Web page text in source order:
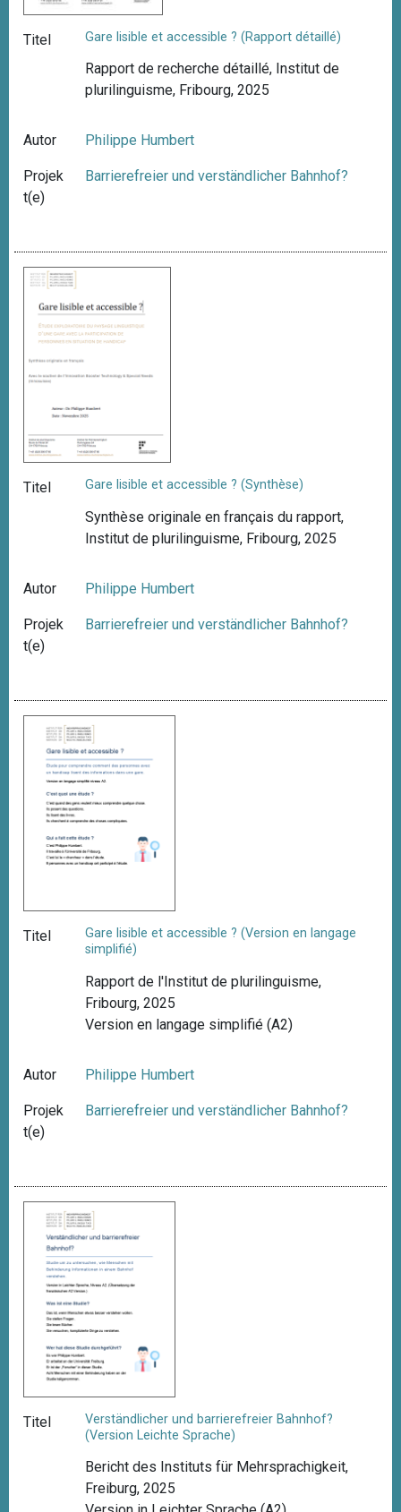
Titel Gare lisible et accessible ? (Rapport détaillé)
Rapport de recherche détaillé, Institut de
plurilinguisme, Fribourg, 2025
Autor Philippe Humbert
Projek
t(e)
Barrierefreier und verständlicher Bahnhof?
Titel Gare lisible et accessible ? (Synthèse)
Synthèse originale en français du rapport,
Institut de plurilinguisme, Fribourg, 2025
Autor Philippe Humbert
Projek
t(e)
Barrierefreier und verständlicher Bahnhof?
Titel
Gare lisible et accessible ? (Version en langage
simplifié)
Rapport de l'Institut de plurilinguisme,
Fribourg, 2025
Version en langage simplifié (A2)
Autor Philippe Humbert
Projek
t(e)
Barrierefreier und verständlicher Bahnhof?
Titel
Verständlicher und barrierefreier Bahnhof?
(Version Leichte Sprache)
Bericht des Instituts für Mehrsprachigkeit,
Freiburg, 2025